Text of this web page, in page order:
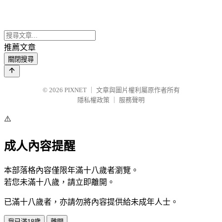
推薦文章
關閉搜尋
© 2026 PIXNET
文章與圖片權利屬原作者所有
隱私權政策
服務聲明
⚠️
成人內容提醒
本部落格內容僅限年滿十八歲者瀏覽。
若您未滿十八歲，請立即離開。
已滿十八歲者，亦請勿將內容提供給未成年人士。